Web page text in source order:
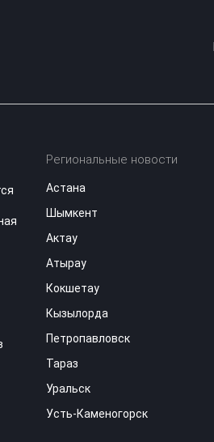
Региональные новости
Астана
Шымкент
Актау
Атырау
Кокшетау
Кызылорда
Петропавловск
Тараз
Уральск
Усть-Каменогорск